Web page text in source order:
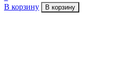
В корзину
В корзину